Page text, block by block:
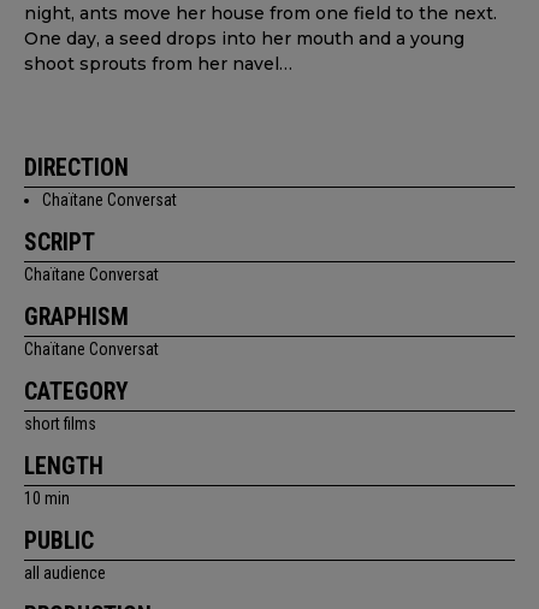
night, ants move her house from one field to the next.
One day, a seed drops into her mouth and a young
shoot sprouts from her navel…
DIRECTION
Chaïtane Conversat
SCRIPT
Chaïtane Conversat
GRAPHISM
Chaïtane Conversat
CATEGORY
short films
LENGTH
10 min
PUBLIC
all audience